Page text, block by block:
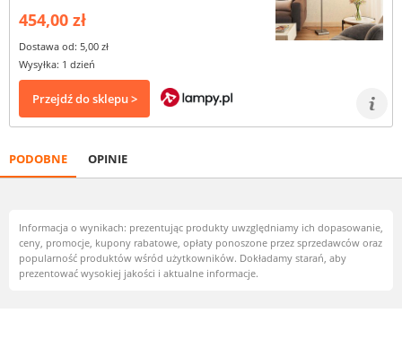
454,00 zł
Dostawa od: 5,00 zł
Wysyłka: 1 dzień
Przejdź do sklepu >
PODOBNE OPINIE
Informacja o wynikach: prezentując produkty uwzględniamy ich dopasowanie,
ceny, promocje, kupony rabatowe, opłaty ponoszone przez sprzedawców oraz
popularność produktów wśród użytkowników. Dokładamy starań, aby
prezentować wysokiej jakości i aktualne informacje.